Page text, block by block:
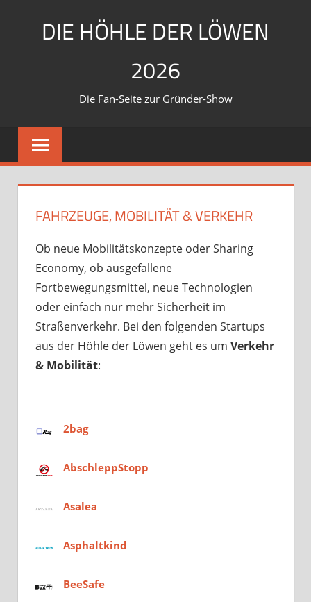
DIE HÖHLE DER LÖWEN
2026
Die Fan-Seite zur Gründer-Show
FAHRZEUGE, MOBILITÄT & VERKEHR
Ob neue Mobilitätskonzepte oder Sharing
Economy, ob ausgefallene
Fortbewegungsmittel, neue Technologien
oder einfach nur mehr Sicherheit im
Straßenverkehr. Bei den folgenden Startups
aus der Höhle der Löwen geht es um Verkehr
& Mobilität:
2bag
AbschleppStopp
Asalea
Asphaltkind
BeeSafe